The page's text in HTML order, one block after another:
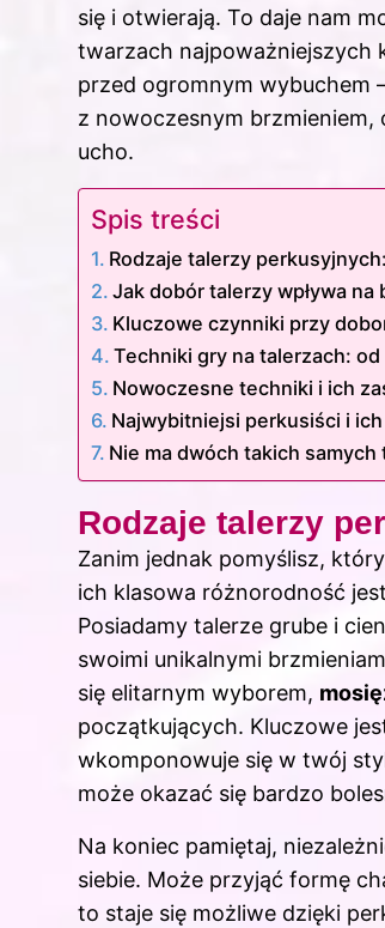
się i otwierają. To daje nam
twarzach najpoważniejszych
przed ogromnym wybuchem
z nowoczesnym brzmieniem,
ucho.
Spis treści
Rodzaje talerzy
Jak dobór talerzy wpływa na
Kluczowe czynniki przy
Techniki gry na talerzach:
Nowoczesne techniki i ich
Najwybitniejsi perkusiści i
Nie ma dwóch takich samych
Rodzaje talerzy
Zanim jednak pomyślisz,
ich klasowa różnorodność
Posiadamy talerze grube i
swoimi unikalnymi
się elitarnym wyborem,
początkujących. Kluczowe
wkomponowuje się w twój
może okazać się bardzo
Na koniec pamiętaj,
siebie. Może przyjąć formę
to staje się możliwe dzięki